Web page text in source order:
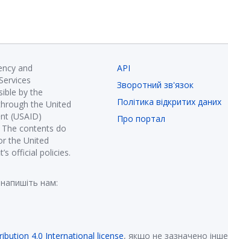
and
by the
the United
(USAID)
contents do
the United
official policies.
нам:
API
Зворотний зв'язок
Політика відкритих даних
Про портал
4.0 International license, якщо не зазначено інше